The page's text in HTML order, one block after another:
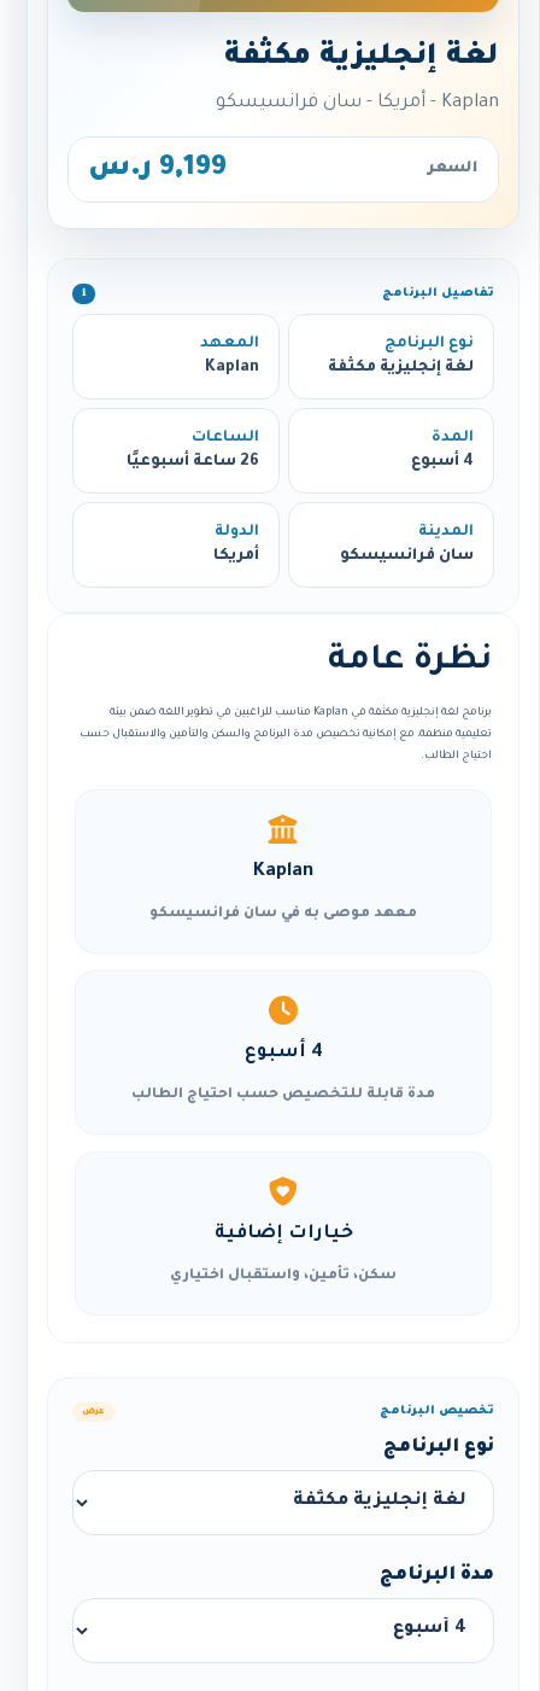
لغة إنجليزية مكثفة
Kaplan - أمريكا - سان فرانسيسكو
السعر 9,199 ر.س
تفاصيل البرنامج ℹ️
نوع البرنامج
لغة إنجليزية مكثفة
المعهد
Kaplan
المدة
4 أسبوع
الساعات
26 ساعة أسبوعيًا
المدينة
سان فرانسيسكو
الدولة
أمريكا
نظرة عامة
برنامج لغة إنجليزية مكثفة في Kaplan مناسب للراغبين في تطوير اللغة ضمن بيئة
تعليمية منظمة، مع إمكانية تخصيص مدة البرنامج والسكن والتأمين والاستقبال حسب
احتياج الطالب.
Kaplan
معهد موصى به في سان فرانسيسكو
4 أسبوع
مدة قابلة للتخصيص حسب احتياج الطالب
خيارات إضافية
سكن، تأمين، واستقبال اختياري
تخصيص البرنامج عرض
نوع البرنامج
مدة البرنامج